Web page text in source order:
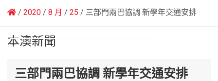
2020 8 月 25 三部門兩巴協調 新學年交通安排
本澳新聞
三部門兩巴協調 新學年交通安排